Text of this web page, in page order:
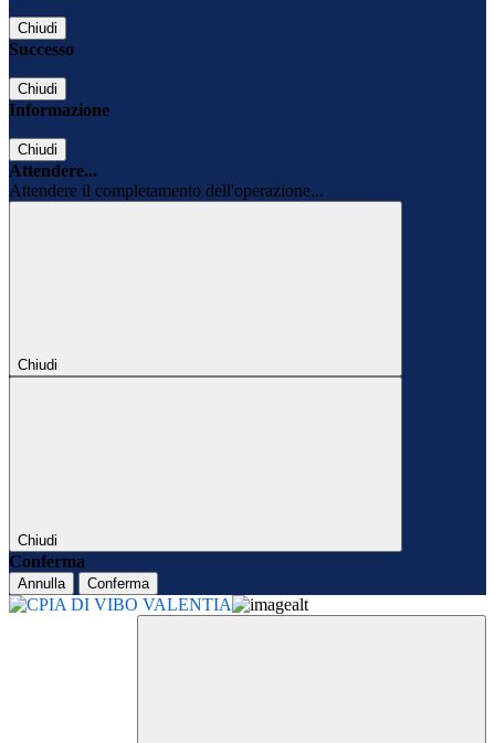
Chiudi
Successo
Chiudi
Informazione
Chiudi
Attendere...
Attendere il completamento dell'operazione...
Chiudi
Chiudi
Conferma
Annulla Conferma